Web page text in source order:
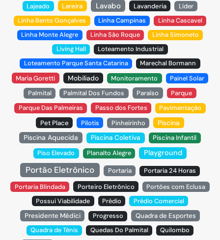
Lajeado
Lareira Lavabo Lavanderia
Líder
Linha Bento Gonçalves
Linha Campinas
Linha Cascavel
Linha Monte Alegre
Linha São Roque
Linha Simoneto
Living Hall
Loteamento Industrial
Loteamento Parque Santa Catarina
Marechal Bormann
Maria Goretti
Mobiliado Monitoramento
Painel Solar
Palmital
Palmital Dos Fundos Paraíso
Parque
Parque Das Palmeiras
Passo dos Fortes
Pavimentação
Pet Place
Pilotis Pinheirinho
Piscina
Piscina Aquecida
Piscina Coletiva
Piscina Infantil
Piso Elevado
Planalto Alegre Playground
Portão Eletrônico Portaria
Portaria 24 Horas
Portaria Blindada
Porteiro Eletrônico
Portões com Eclusa
Possui Viabilidade
Prédio
Prédio Comercial
Presidente Médici
Progresso
Quadra de Esportes
Quadra de Tênis
Quedas Do Palmital Quilombo